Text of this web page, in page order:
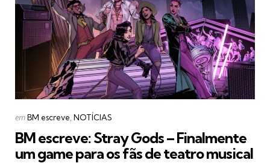
Categorias
Postado
emBM escreve NOTÍCIAS
BM escreve: Stray Gods – Finalmente
um game para os fãs de teatro musical